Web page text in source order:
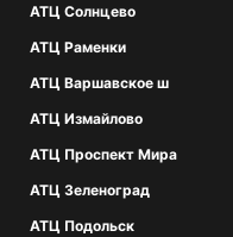
АТЦ Солнцево
АТЦ Раменки
АТЦ Варшавское ш
АТЦ Измайлово
АТЦ Проспект Мира
АТЦ Зеленоград
АТЦ Подольск